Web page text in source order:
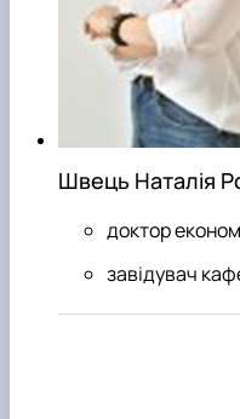
Швець Наталія
доктор
завідувач